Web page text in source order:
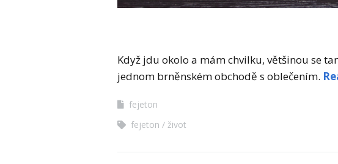
Když jdu okolo a mám chvilku, většinou se
jednom brněnském obchodě s oblečením.
fejeton
fejeton
život